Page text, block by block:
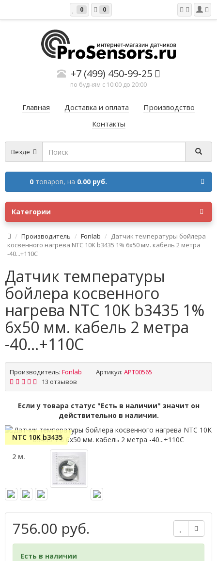
0 0
+7 (499) 450-99-25
по будням с 10:00 до 20:00
Главная Доставка и оплата
Производство
Контакты
Везде
0 товаров, на 0.00 руб.
Категории
Производитель Fonlab
Датчик температуры бойлера
косвенного нагрева NTC 10K b3435 1% 6x50 мм. кабель 2 метра
-40...+110C
Датчик температуры
бойлера косвенного
нагрева NTC 10K b3435 1%
6x50 мм. кабель 2 метра
-40...+110C
Производитель: Fonlab Артикул: APT00565
13 отзывов
Если у товара статус "Есть в наличии" значит он
действительно в наличии.
NTC 10K b3435
2 м.
756.00 руб.
Есть в наличии